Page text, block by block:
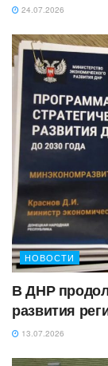
24.07.2026
НОВОСТИ
‎В ДНР
развития
13.07.2026